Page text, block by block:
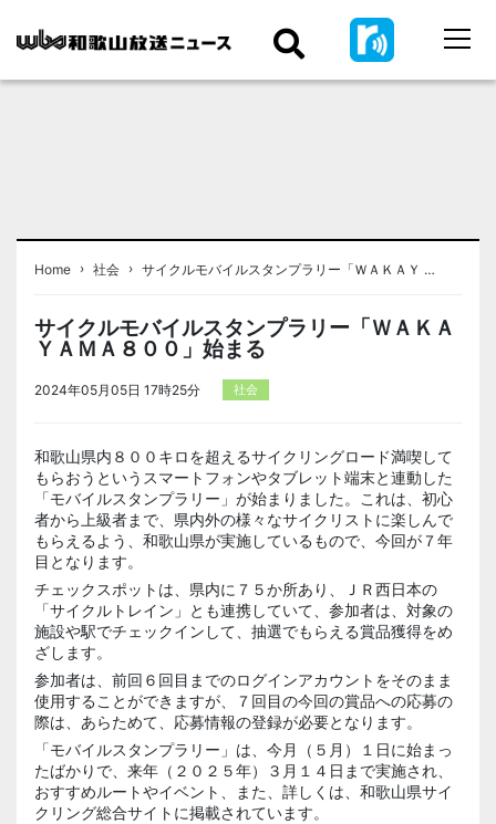
Home › 社会 › サイクルモバイルスタンプラリー「ＷＡＫＡＹ …
サイクルモバイルスタンプラリー「ＷＡＫＡ
ＹＡＭＡ８００」始まる
2024年05月05日 17時25分 社会
和歌山県内８００キロを超えるサイクリングロード満喫して
もらおうというスマートフォンやタブレット端末と連動した
「モバイルスタンプラリー」が始まりました。これは、初心
者から上級者まで、県内外の様々なサイクリストに楽しんで
もらえるよう、和歌山県が実施しているもので、今回が７年
目となります。
チェックスポットは、県内に７５か所あり、ＪＲ西日本の
「サイクルトレイン」とも連携していて、参加者は、対象の
施設や駅でチェックインして、抽選でもらえる賞品獲得をめ
ざします。
参加者は、前回６回目までのログインアカウントをそのまま
使用することができますが、７回目の今回の賞品への応募の
際は、あらためて、応募情報の登録が必要となります。
「モバイルスタンプラリー」は、今月（５月）１日に始まっ
たばかりで、来年（２０２５年）３月１４日まで実施され、
おすすめルートやイベント、また、詳しくは、和歌山県サイ
クリング総合サイトに掲載されています。